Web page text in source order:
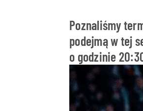
Poznaliśmy
podejmą w tej
o godzinie